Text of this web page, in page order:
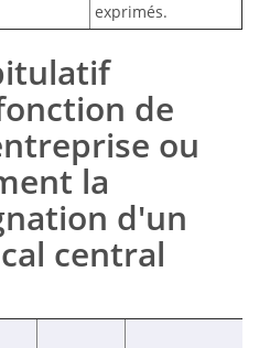
exprimés.
de
ou
la
d'un
central